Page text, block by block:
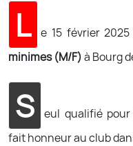
L e 15 février
minimes (M/F)à Bourg
S eul qualifié pour
fait honneur au club